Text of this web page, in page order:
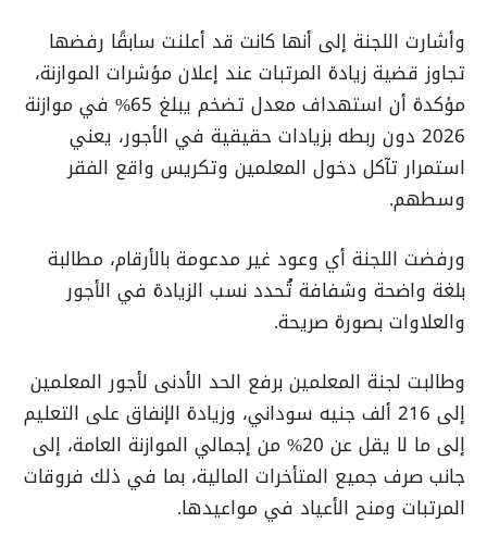
وأشارت اللجنة إلى أنها كانت قد أعلنت سابقًا رفضها
تجاوز قضية زيادة المرتبات عند إعلان مؤشرات الموازنة،
مؤكدة أن استهداف معدل تضخم يبلغ 65% في موازنة
2026 دون ربطه بزيادات حقيقية في الأجور، يعني
استمرار تآكل دخول المعلمين وتكريس واقع الفقر
وسطهم.
ورفضت اللجنة أي وعود غير مدعومة بالأرقام، مطالبة
بلغة واضحة وشفافة تُحدد نسب الزيادة في الأجور
والعلاوات بصورة صريحة.
وطالبت لجنة المعلمين برفع الحد الأدنى لأجور المعلمين
إلى 216 ألف جنيه سوداني، وزيادة الإنفاق على التعليم
إلى ما لا يقل عن 20% من إجمالي الموازنة العامة، إلى
جانب صرف جميع المتأخرات المالية، بما في ذلك فروقات
المرتبات ومنح الأعياد في مواعيدها.